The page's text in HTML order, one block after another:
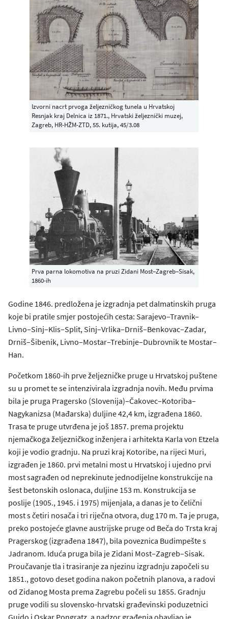
Izvorni nacrt prvoga željezničkog tunela u Hrvatskoj
Resnjak kraj Delnica iz 1871., Hrvatski željeznički muzej,
Zagreb, HR-HŽM-ZTD, 55. kutija, 45/3.08
Prva parna lokomotiva na pruzi Zidani Most‒Zagreb‒Sisak,
1860-ih
Godine 1846. predložena je izgradnja pet dalmatinskih pruga
koje bi pratile smjer postojećih cesta: Sarajevo–Travnik–
Livno–Sinj–Klis–Split, Sinj–Vrlika–Drniš–Benkovac–Zadar,
Drniš–Šibenik, Livno–Mostar–Trebinje–Dubrovnik te Mostar–
Han.
Početkom 1860-ih prve željezničke pruge u Hrvatskoj puštene
su u promet te se intenzivirala izgradnja novih. Među prvima
bila je pruga Pragersko (Slovenija)–Čakovec–Kotoriba–
Nagykanizsa (Mađarska) duljine 42,4 km, izgrađena 1860.
Trasa te pruge utvrđena je još 1857. prema projektu
njemačkoga željezničkog inženjera i arhitekta Karla von Etzela
koji je vodio gradnju. Na pruzi kraj Kotoribe, na rijeci Muri,
izgrađen je 1860. prvi metalni most u Hrvatskoj i ujedno prvi
most sagrađen od neprekinute jednodijelne konstrukcije na
šest betonskih oslonaca, duljine 153 m. Konstrukcija se
poslije (1905., 1945. i 1975) mijenjala, a danas je to čelični
most s četiri nosača i tri riječna otvora, dug 170 m. Ta je pruga,
preko postojeće glavne austrijske pruge od Beča do Trsta kraj
Pragerskog (izgrađena 1847), bila poveznica Budimpešte s
Jadranom. Iduća pruga bila je Zidani Most–Zagreb–Sisak.
Proučavanje tla i trasiranje za njezinu izgradnju započeli su
1851., gotovo deset godina nakon početnih planova, a radovi
od Zidanog Mosta prema Zagrebu počeli su 1855. Gradnju
pruge vodili su slovensko-hrvatski građevinski poduzetnici